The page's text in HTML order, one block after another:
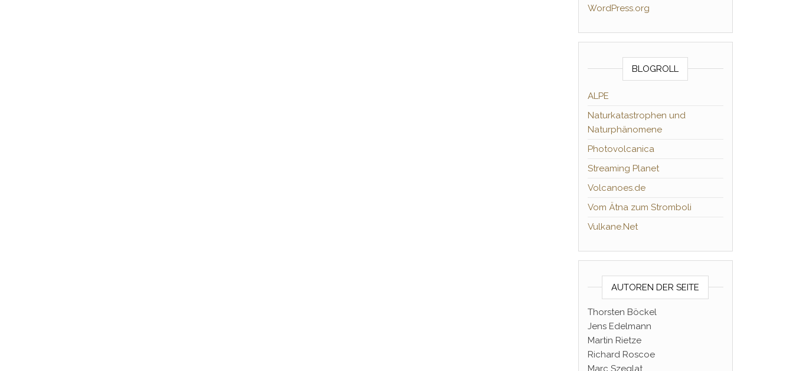
WordPress.org
BLOGROLL
ALPE
Naturkatastrophen und
Naturphänomene
Photovolcanica
Streaming Planet
Volcanoes.de
Vom Ätna zum Stromboli
Vulkane.Net
AUTOREN DER SEITE
Thorsten Böckel
Jens Edelmann
Martin Rietze
Richard Roscoe
Marc Szeglat